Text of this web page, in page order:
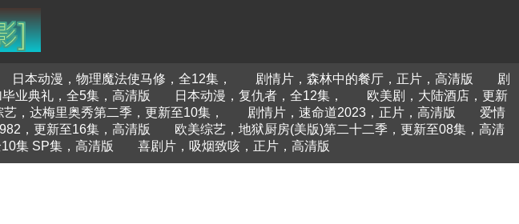
日本动漫，物理魔法使马修，全12集， 剧情片，森林中的餐厅，正片，高清版
剧
业典礼，全5集，高清版 日本动漫，复仇者，全12集，
欧美剧，大陆酒店，更新
艺，达梅里奥秀第二季，更新至10集， 剧情片，速命道2023，正片，高清版
爱情
，更新至16集，高清版
欧美综艺，地狱厨房(美版)第二十二季，更新至08集，高清
集 SP集，高清版 喜剧片，吸烟致咳，正片，高清版